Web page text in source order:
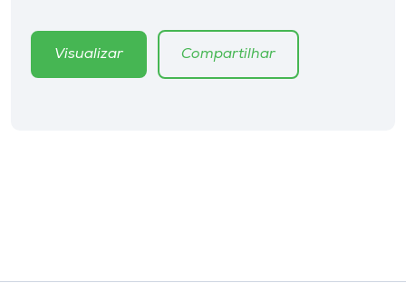
EditoraVisualizar Compartilhar